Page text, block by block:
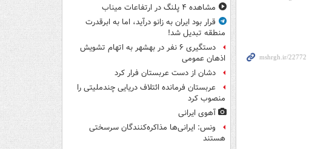
مشاهده ۴ پلنگ در ارتفاعات میناب
قرار بود ایران به زانو درآید، اما به ابرقدرت
منطقه تبدیل شد!
دستگیری ۶ نفر در بهشهر به اتهام تشویش
اذهان عمومی
دشان از دست عربستان فرار کرد
عربستان فرمانده ائتلاف دریایی چندملیتی را
منصوب کرد
آهوی ایرانی
ونس: ایرانی‌ها مذاکره‌کنندگان سرسختی
هستند